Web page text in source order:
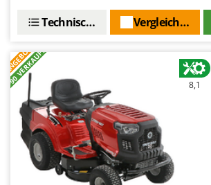
Vergleichen Sie
Technische Daten
ANGEBOT
+90 VERKAUFT 8,1